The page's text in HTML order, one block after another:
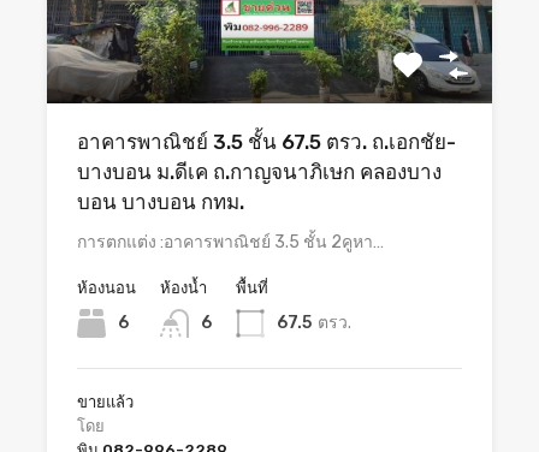
อาคารพาณิชย์ 3.5 ชั้น 67.5 ตรว. ถ.เอกชัย-
บางบอน ม.ดีเค ถ.กาญจนาภิเษก คลองบาง
บอน บางบอน กทม.
การตกแต่ง :อาคารพาณิชย์ 3.5 ชั้น 2คูหา…
ห้องนอน
6
ห้องน้ำ
6
พื้นที่
67.5 ตรว.
ขายแล้ว
โดย